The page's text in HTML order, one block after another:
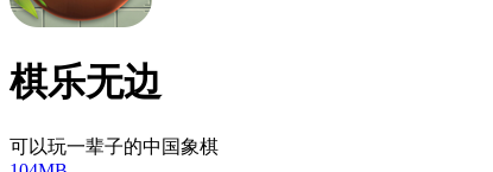
棋乐无边
可以玩一辈子的中国象棋